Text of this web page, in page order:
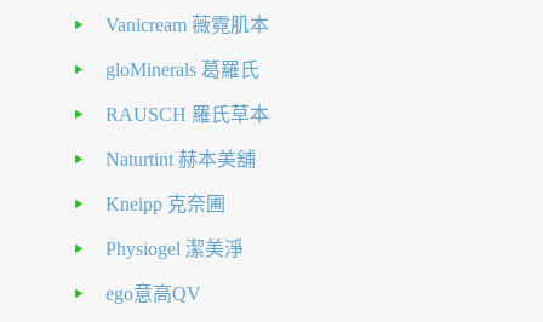
Vanicream 薇霓肌本
gloMinerals 葛羅氏
RAUSCH 羅氏草本
Naturtint 赫本美舖
Kneipp 克奈圃
Physiogel 潔美淨
ego意高QV